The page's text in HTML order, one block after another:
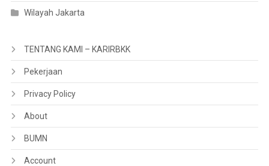
Wilayah Jakarta
TENTANG KAMI – KARIRBKK
Pekerjaan
Privacy Policy
About
BUMN
Account